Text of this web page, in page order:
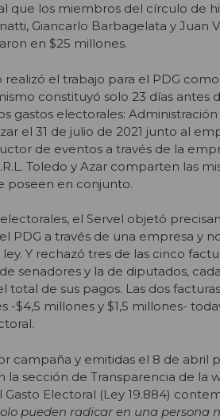
que los miembros del círculo de
Giancarlo Barbagelata y Juan
en $25 millones.
realizó el trabajo para el PDG
constituyó solo 23 días antes
gastos electorales:
el 31 de julio de 2021 junto al
de eventos a través de la
Toledo y Azar comparten las
poseen en conjunto.
el Servel objetó
PDG a través de una empresa y
Y rechazó tres de las cinco
senadores y la de diputados,
total de sus pagos. Las dos
-$4,5 millones y $1,5 millones-
campaña y emitidas el 8 de abril
sección de Transparencia de la
Electoral (Ley 19.884)
pueden radicar en una persona